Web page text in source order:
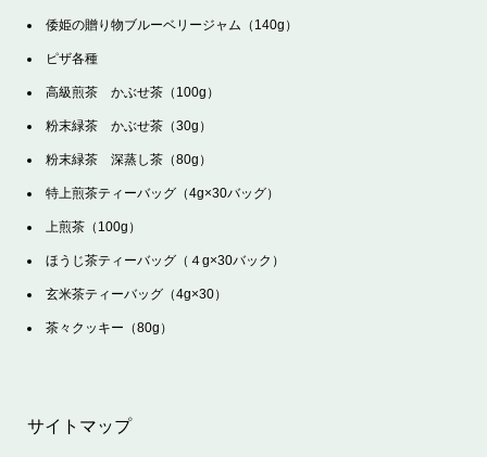
倭姫の贈り物ブルーベリージャム（140g）
ピザ各種
高級煎茶 かぶせ茶（100g）
粉末緑茶 かぶせ茶（30g）
粉末緑茶 深蒸し茶（80g）
特上煎茶ティーバッグ（4g×30バッグ）
上煎茶（100g）
ほうじ茶ティーバッグ（４g×30バック）
玄米茶ティーバッグ（4g×30）
茶々クッキー（80g）
サイトマップ